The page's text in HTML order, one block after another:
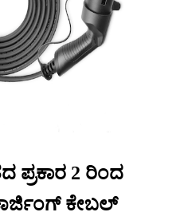
ಪ್ರಕಾರ 2 ರಿಂದ
ಕೇಬಲ್